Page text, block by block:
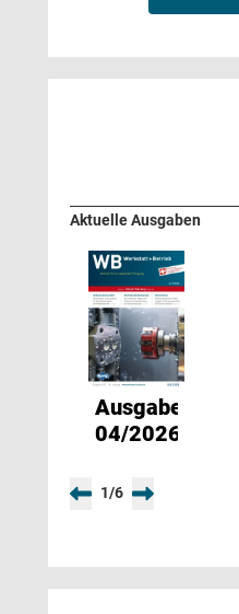
Aktuelle Ausgaben
Ausgabe
04/2026
1/6